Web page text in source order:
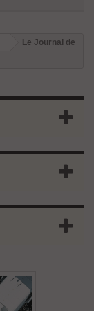
Le Journal de